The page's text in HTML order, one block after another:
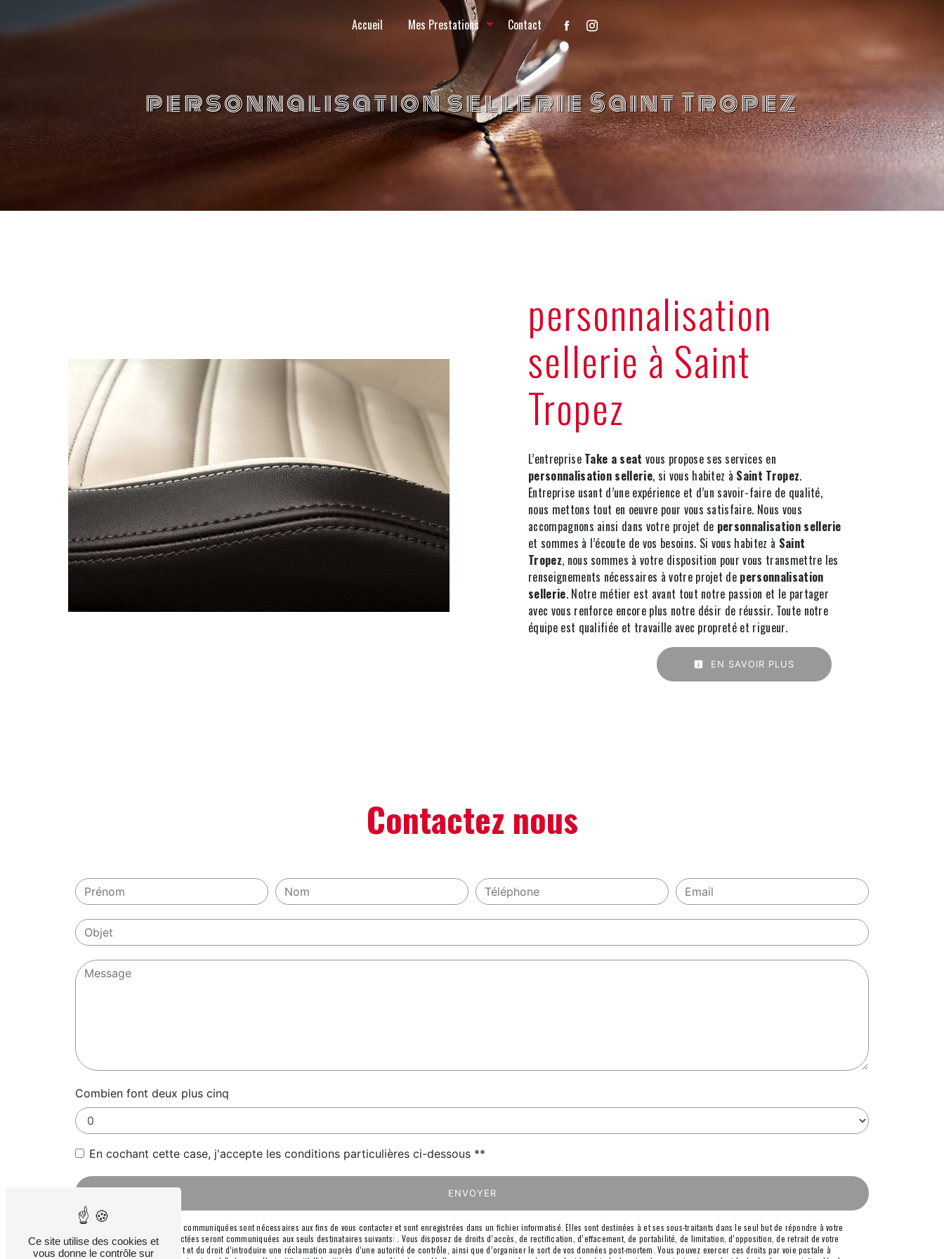
Accueil Mes Prestations Contact
personnalisation sellerie Saint Tropez
personnalisation
sellerie à Saint
Tropez
L’entreprise Take a seat vous propose ses services en
personnalisation sellerie, si vous habitez à Saint Tropez.
Entreprise usant d’une expérience et d’un savoir-faire de qualité,
nous mettons tout en oeuvre pour vous satisfaire. Nous vous
accompagnons ainsi dans votre projet de personnalisation sellerie
et sommes à l’écoute de vos besoins. Si vous habitez à Saint
Tropez, nous sommes à votre disposition pour vous transmettre les
renseignements nécessaires à votre projet de personnalisation
sellerie. Notre métier est avant tout notre passion et le partager
avec vous renforce encore plus notre désir de réussir. Toute notre
équipe est qualifiée et travaille avec propreté et rigueur.
EN SAVOIR PLUS
Contactez nous
Combien font deux plus cinq
En cochant cette case, j'accepte les conditions particulières ci-dessous **
ENVOYER
** Les données personnelles communiquées sont nécessaires aux fins de vous contacter et sont enregistrées dans un fichier informatisé. Elles sont destinées à et ses sous-traitants dans le seul but de répondre à votre
message. Les données collectées seront communiquées aux seuls destinataires suivants: . Vous disposez de droits d’accès, de rectification, d’effacement, de portabilité, de limitation, d’opposition, de retrait de votre
consentement à tout moment et du droit d’introduire une réclamation auprès d’une autorité de contrôle, ainsi que d’organiser le sort de vos données post-mortem. Vous pouvez exercer ces droits par voie postale à
Panneau de gestion des cookies
Ce site utilise des cookies et
vous donne le contrôle sur